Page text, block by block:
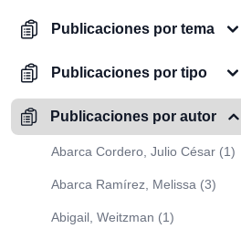
Publicaciones por tema
Publicaciones por tipo
Publicaciones por autor
Abarca Cordero, Julio César (1)
Abarca Ramírez, Melissa (3)
Abigail, Weitzman (1)